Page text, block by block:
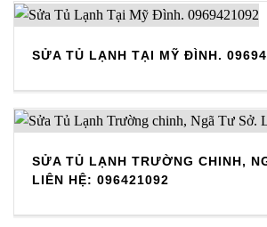
SỬA TỦ LẠNH TẠI MỸ ĐÌNH.
SỬA TỦ LẠNH TRƯỜNG CHINH,
LIÊN HỆ: 096421092